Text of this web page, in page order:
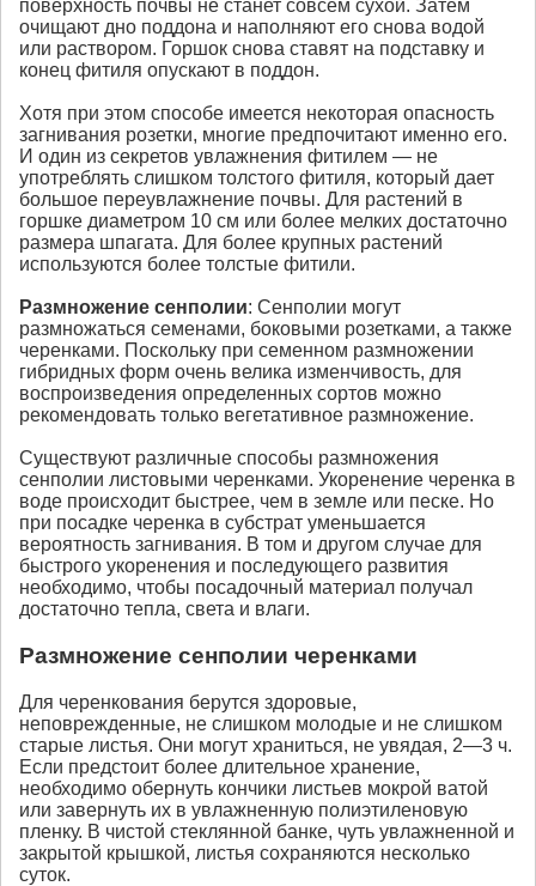
поверхность почвы не станет совсем сухой. Затем
очищают дно поддона и наполняют его снова водой
или раствором. Горшок снова ставят на подставку и
конец фитиля опускают в поддон.
Хотя при этом способе имеется некоторая опасность
загнивания розетки, многие предпочитают именно его.
И один из секретов увлажнения фитилем — не
употреблять слишком толстого фитиля, который дает
большое переувлажнение почвы. Для растений в
горшке диаметром 10 см или более мелких достаточно
размера шпагата. Для более крупных растений
используются более толстые фитили.
Размножение сенполии: Сенполии могут
размножаться семенами, боковыми розетками, а также
черенками. Поскольку при семенном размножении
гибридных форм очень велика изменчивость, для
воспроизведения определенных сортов можно
рекомендовать только вегетативное размножение.
Существуют различные способы размножения
сенполии листовыми черенками. Укоренение черенка в
воде происходит быстрее, чем в земле или песке. Но
при посадке черенка в субстрат уменьшается
вероятность загнивания. В том и другом случае для
быстрого укоренения и последующего развития
необходимо, чтобы посадочный материал получал
достаточно тепла, света и влаги.
Размножение сенполии черенками
Для черенкования берутся здоровые,
неповрежденные, не слишком молодые и не слишком
старые листья. Они могут храниться, не увядая, 2—3 ч.
Если предстоит более длительное хранение,
необходимо обернуть кончики листьев мокрой ватой
или завернуть их в увлажненную полиэтиленовую
пленку. В чистой стеклянной банке, чуть увлажненной и
закрытой крышкой, листья сохраняются несколько
суток.